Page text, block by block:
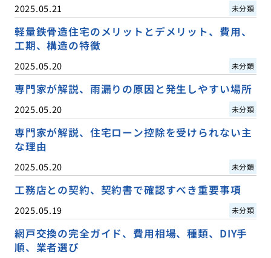
2025.05.21 未分類
軽量鉄骨造住宅のメリットとデメリット、費用、
工期、構造の特徴
2025.05.20 未分類
専門家が解説、雨漏りの原因と発生しやすい場所
2025.05.20 未分類
専門家が解説、住宅ローン控除を受けられない主
な理由
2025.05.20 未分類
工務店との契約、契約書で確認すべき重要事項
2025.05.19 未分類
網戸交換の完全ガイド、費用相場、種類、DIY手
順、業者選び